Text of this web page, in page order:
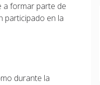
a formar parte de
participado en la
durante la